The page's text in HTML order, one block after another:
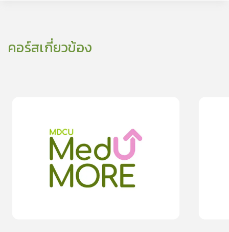
คอร์สเกี่ยวข้อง
รับมืออย่างเข้าใจ… เมื่อ คุณพ่อเข้าสู่วัยทอง
0.0 0rating)
moreDetails